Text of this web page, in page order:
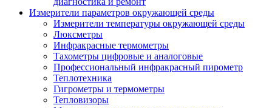
Измерители параметров окружающей среды
Измерители температуры окружающей среды
Люксметры
Инфракрасные термометры
Тахометры цифровые и аналоговые
Профессиональный инфракрасный пирометр
Теплотехника
Гигрометры и термометры
Тепловизоры